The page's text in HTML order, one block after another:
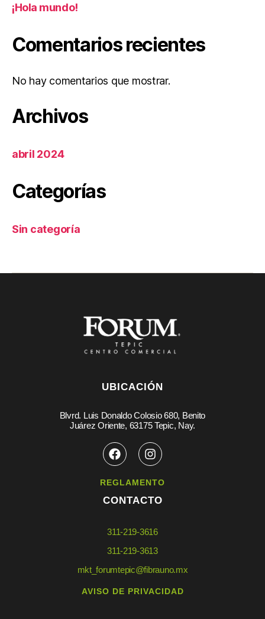
¡Hola mundo!
Comentarios recientes
No hay comentarios que mostrar.
Archivos
abril 2024
Categorías
Sin categoría
UBICACIÓN
Blvrd. Luis Donaldo Colosio 680, Benito
Juárez Oriente, 63175 Tepic, Nay.
REGLAMENTO
CONTACTO
311-219-3616
311-219-3613
mkt_forumtepic@fibrauno.mx
AVISO DE PRIVACIDAD